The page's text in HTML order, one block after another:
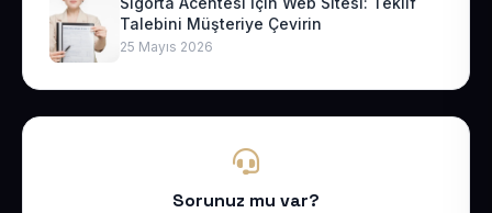
Talebini Müşteriye Çevirin
25 Mayıs 2026
Sorunuz mu var?